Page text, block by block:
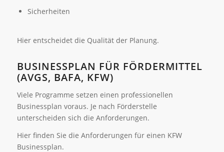
Sicherheiten
Hier entscheidet die Qualität der Planung.
BUSINESSPLAN FÜR FÖRDERMITTEL
(AVGS, BAFA, KFW)
Viele Programme setzen einen professionellen
Businessplan voraus. Je nach Förderstelle
unterscheiden sich die Anforderungen.
Hier finden Sie die Anforderungen für einen KFW
Businessplan.